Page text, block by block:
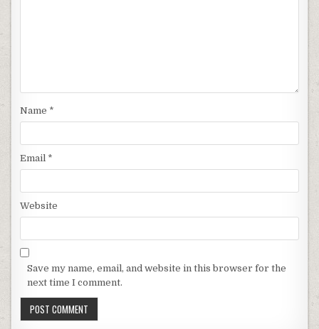
Name *
Email *
Website
Save my name, email, and website in this browser for the
next time I comment.